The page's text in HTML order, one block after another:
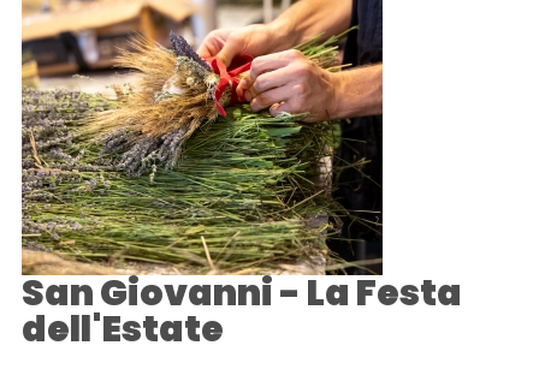
San Giovanni - La Festa
dell'Estate